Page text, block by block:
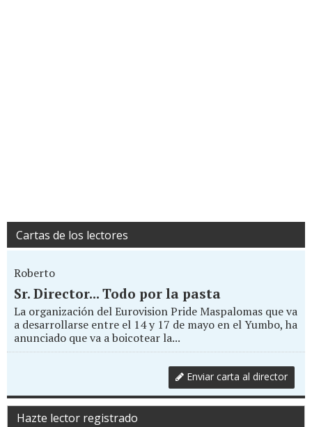
Cartas de los lectores
Roberto
Sr. Director... Todo por la pasta
La organización del Eurovision Pride Maspalomas que va
a desarrollarse entre el 14 y 17 de mayo en el Yumbo, ha
anunciado que va a boicotear la...
Enviar carta al director
Hazte lector registrado